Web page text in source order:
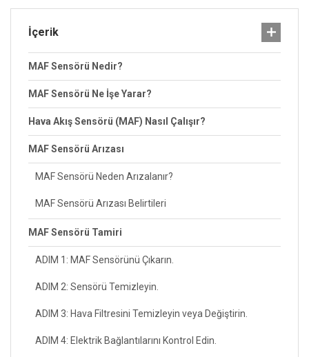
İçerik
MAF Sensörü Nedir?
MAF Sensörü Ne İşe Yarar?
Hava Akış Sensörü (MAF) Nasıl Çalışır?
MAF Sensörü Arızası
MAF Sensörü Neden Arızalanır?
MAF Sensörü Arızası Belirtileri
MAF Sensörü Tamiri
ADIM 1: MAF Sensörünü Çıkarın.
ADIM 2: Sensörü Temizleyin.
ADIM 3: Hava Filtresini Temizleyin veya Değiştirin.
ADIM 4: Elektrik Bağlantılarını Kontrol Edin.